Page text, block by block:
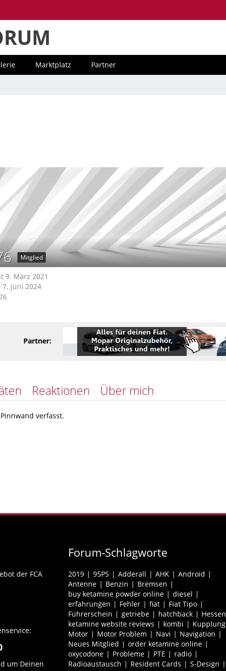
Marktplatz Partner
Mitglied
9. März 2021
7. Juni 2024
Partner:
Reaktionen Über mich
verfasst.
der FCA
um Deinen
Forum-Schlagworte
2019 95PS Adderall AHK
Android
Antenne
Benzin
Bremsen
buy ketamine powder online
diesel
erfahrungen
Fehler fiat
Fiat Tipo
Führerschein
getriebe hatchback
Hessen
ketamine website reviews
kombi
Kupplung
Motor
Motor Problem Navi
Navigation
Neues Mitglied
order ketamine online
oxycodone
Probleme PTE
radio
Radioaustausch
Resident Cards
S-Design